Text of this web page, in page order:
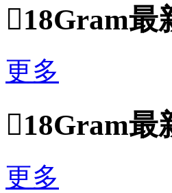
18Gram最
更多
18Gram最
更多